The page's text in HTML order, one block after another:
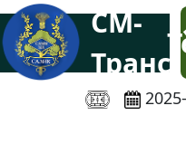
СМ-
Транс